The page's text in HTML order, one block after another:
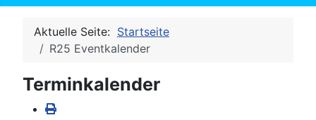
Aktuelle Seite: Startseite
R25 Eventkalender
Terminkalender